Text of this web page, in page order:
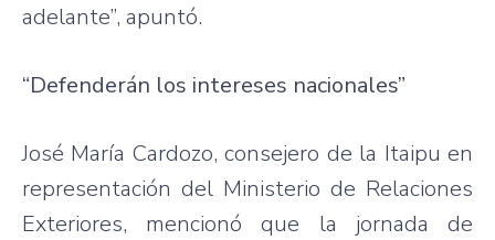
adelante”, apuntó.
“Defenderán los intereses nacionales”
José María Cardozo, consejero de la Itaipu en
representación del Ministerio de Relaciones
Exteriores, mencionó que la jornada de